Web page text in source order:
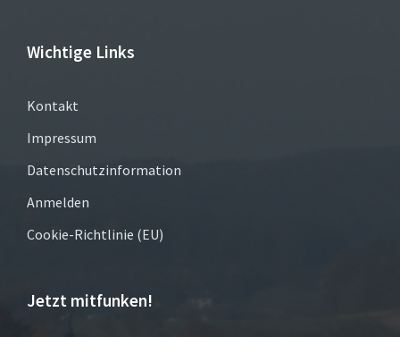
Wichtige Links
Kontakt
Impressum
Datenschutzinformation
Anmelden
Cookie-Richtlinie (EU)
Jetzt mitfunken!